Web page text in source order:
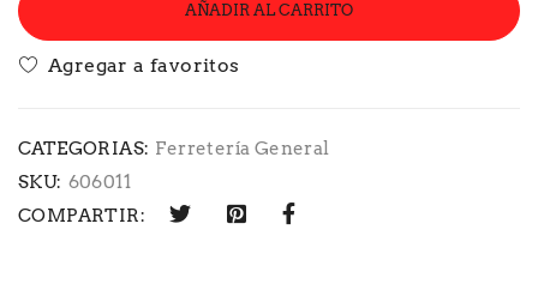
AÑADIR AL CARRITO
CATEGORIAS: Ferretería General
SKU: 606011
COMPARTIR: